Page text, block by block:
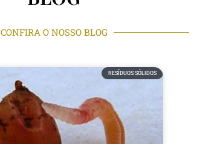
CONFIRA O NOSSO BLOG
RESÍDUOS SÓLIDOS